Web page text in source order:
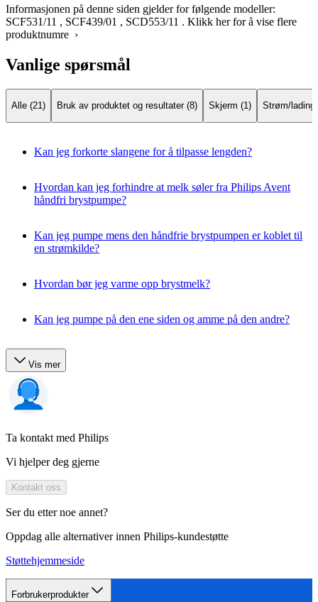
Informasjonen på denne siden gjelder for følgende modeller:
SCF531/11 , SCF439/01 , SCD553/11 . Klikk her for å vise flere
produktnumre ›
Vanlige spørsmål
Alle (21) Bruk av produktet og resultater (8) Skjerm (1) Strøm/
Kan jeg forkorte slangene for å tilpasse lengden?
Hvordan kan jeg forhindre at melk søler fra Philips Avent
håndfri brystpumpe?
Kan jeg pumpe mens den håndfrie brystpumpen er koblet til
en strømkilde?
Hvordan bør jeg varme opp brystmelk?
Kan jeg pumpe på den ene siden og amme på den andre?
Vis mer
Ta kontakt med Philips
Vi hjelper deg gjerne
Kontakt oss
Ser du etter noe annet?
Oppdag alle alternativer innen Philips-kundestøtte
Støttehjemmeside
Forbrukerprodukter